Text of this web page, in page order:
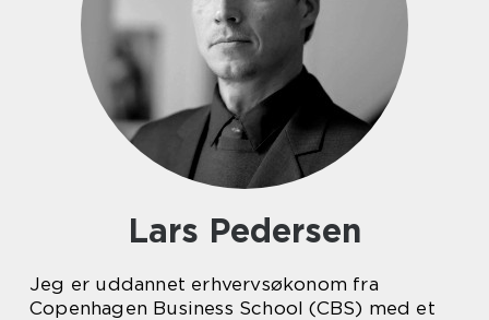
Lars Pedersen
Jeg er uddannet erhvervsøkonom fra
Copenhagen Business School (CBS) med et